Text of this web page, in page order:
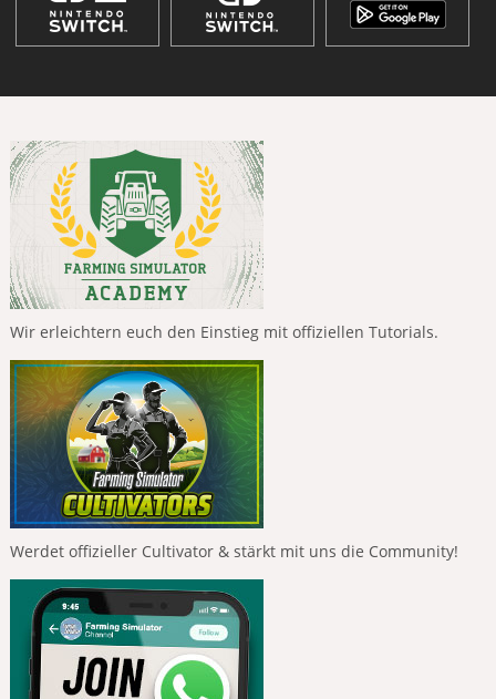
Wir erleichtern euch den Einstieg mit offiziellen Tutorials.
Werdet offizieller Cultivator & stärkt mit uns die Community!